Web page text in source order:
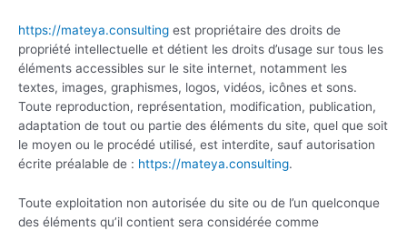
https://mateya.consulting est propriétaire des droits de
propriété intellectuelle et détient les droits d’usage sur tous les
éléments accessibles sur le site internet, notamment les
textes, images, graphismes, logos, vidéos, icônes et sons.
Toute reproduction, représentation, modification, publication,
adaptation de tout ou partie des éléments du site, quel que soit
le moyen ou le procédé utilisé, est interdite, sauf autorisation
écrite préalable de : https://mateya.consulting.
Toute exploitation non autorisée du site ou de l’un quelconque
des éléments qu’il contient sera considérée comme